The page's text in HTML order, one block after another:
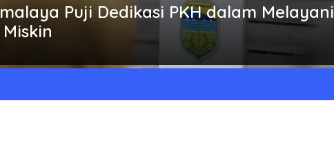
Puji Dedikasi PKH dalam Melayani